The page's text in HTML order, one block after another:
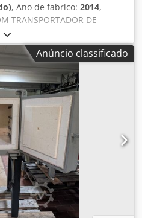
, Ano de fabrico: 2014,
TRANSPORTADOR DE
ano 2014 o Dimensões da
correia: 0,1 a 3 m/min o
80*35*1140 Djdpfx
da câmara de resfriamento:
o Correia
inoxidável fina o
o Potência: 25 kW Este
em junho Pode ser visitado
Anúncio classificado